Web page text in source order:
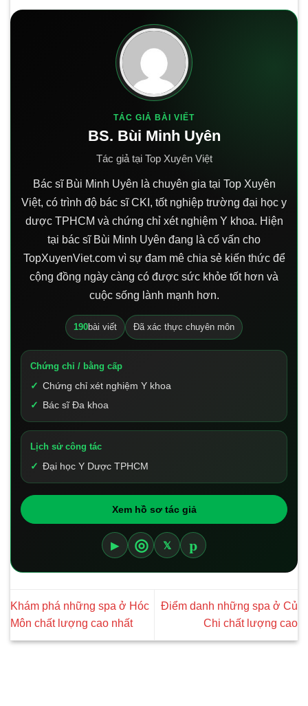
TÁC GIẢ BÀI VIẾT
BS. Bùi Minh Uyên
Tác giả tại Top Xuyên Việt
Bác sĩ Bùi Minh Uyên là chuyên gia tại Top Xuyên
Việt, có trình độ bác sĩ CKI, tốt nghiệp trường đại học y
dược TPHCM và chứng chỉ xét nghiệm Y khoa. Hiện
tại bác sĩ Bùi Minh Uyên đang là cố vấn cho
TopXuyenViet.com vì sự đam mê chia sẻ kiến thức để
cộng đồng ngày càng có được sức khỏe tốt hơn và
cuộc sống lành mạnh hơn.
190bài viết Đã xác thực chuyên môn
Chứng chỉ / bằng cấp
Chứng chỉ xét nghiệm Y khoa
Bác sĩ Đa khoa
Lịch sử công tác
Đại học Y Dược TPHCM
Xem hồ sơ tác giả
▶ ◎ 𝕏 p
Khám phá những spa ở Hóc
Môn chất lượng cao nhất
Điểm danh những spa ở Củ
Chi chất lượng cao